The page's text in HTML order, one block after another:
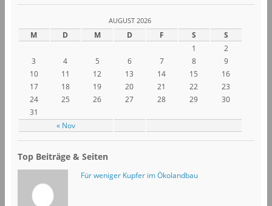
AUGUST 2026
M D M D F S S
« Nov
1
2
3
4 5 6 7 8
9
10
11 12 13 14 15
16
17
18 19 20 21 22
23
24
25 26 27 28 29
30
31
Top Beiträge & Seiten
Für weniger Kupfer im Ökolandbau